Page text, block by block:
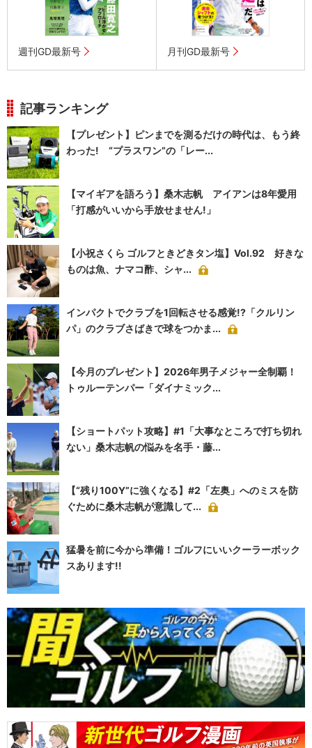
週刊GD最新号 月刊GD最新号
記事ランキング
【プレゼント】ピンまでを測るだけの時代は、もう終
わった! “プラスワン”の「レー...
【マイギアを語ろう】桑木志帆 アイアンは8年愛用
「打感がいいから手放せません!」
【小祝さくら ゴルフときどきタン塩】Vol.92 好きな
ものは魚、ナマコ酢、シャ...
インパクトでクラブを1回転させる感覚!?「クルリン
パ」のクラブさばきで球をつかま...
【今月のプレゼント】2026年男子メジャー全制覇！
トゥルーテンパー「ダイナミック...
【ショートパット攻略】#1「大事なところで打ち切れ
ない」桑木志帆の悩みを名手・藤...
【“残り100Y”に強くなる】#2「左奥」へのミスを防
ぐために桑木志帆が意識して...
猛暑を前に今から準備！ゴルフにいいクーラーボック
スあります!!